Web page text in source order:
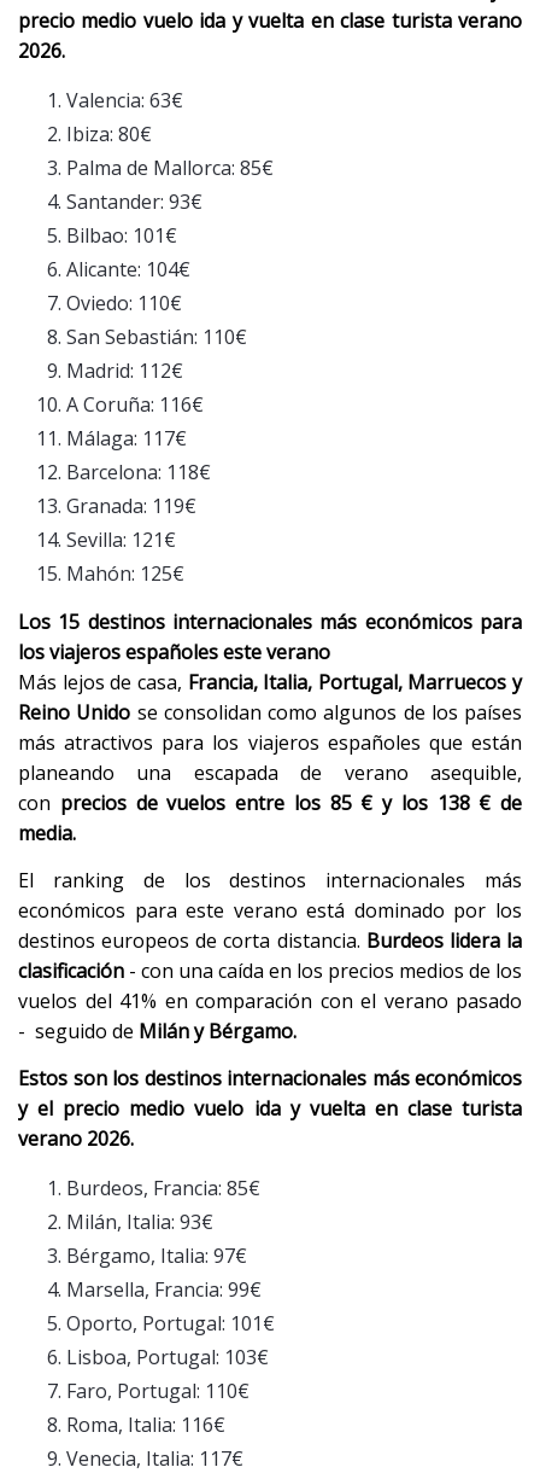
precio medio vuelo ida y vuelta en clase turista verano
2026.
Valencia: 63€
Ibiza: 80€
Palma de Mallorca: 85€
Santander: 93€
Bilbao: 101€
Alicante: 104€
Oviedo: 110€
San Sebastián: 110€
Madrid: 112€
A Coruña: 116€
Málaga: 117€
Barcelona: 118€
Granada: 119€
Sevilla: 121€
Mahón: 125€
Los 15 destinos internacionales más económicos para
los viajeros españoles este verano
Más lejos de casa, Francia, Italia, Portugal, Marruecos y
Reino Unido se consolidan como algunos de los países
más atractivos para los viajeros españoles que están
planeando una escapada de verano asequible,
con precios de vuelos entre los 85 € y los 138 € de
media.
El ranking de los destinos internacionales más
económicos para este verano está dominado por los
destinos europeos de corta distancia. Burdeos lidera la
clasificación - con una caída en los precios medios de los
vuelos del 41% en comparación con el verano pasado
- seguido de Milán y Bérgamo.
Estos son los destinos internacionales más económicos
y el precio medio vuelo ida y vuelta en clase turista
verano 2026.
Burdeos, Francia: 85€
Milán, Italia: 93€
Bérgamo, Italia: 97€
Marsella, Francia: 99€
Oporto, Portugal: 101€
Lisboa, Portugal: 103€
Faro, Portugal: 110€
Roma, Italia: 116€
Venecia, Italia: 117€